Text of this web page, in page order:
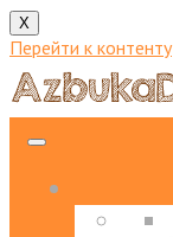
X
Перейти к контенту